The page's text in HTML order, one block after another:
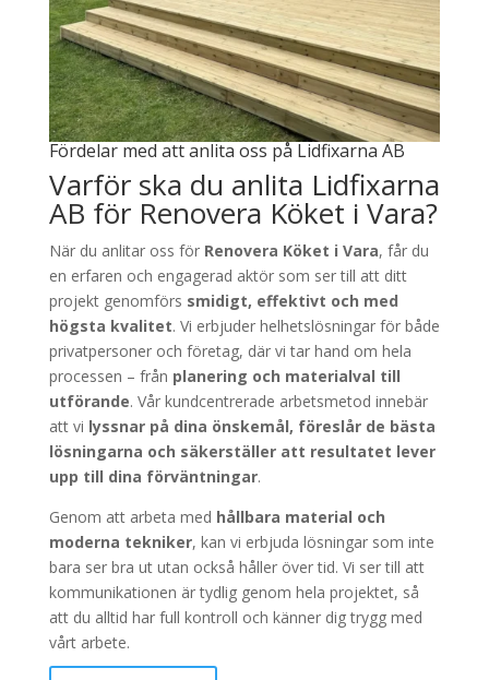
Fördelar med att anlita oss på Lidfixarna AB
Varför ska du anlita Lidfixarna
AB för Renovera Köket i Vara?
När du anlitar oss för Renovera Köket i Vara, får du
en erfaren och engagerad aktör som ser till att ditt
projekt genomförs smidigt, effektivt och med
högsta kvalitet. Vi erbjuder helhetslösningar för både
privatpersoner och företag, där vi tar hand om hela
processen – från planering och materialval till
utförande. Vår kundcentrerade arbetsmetod innebär
att vi lyssnar på dina önskemål, föreslår de bästa
lösningarna och säkerställer att resultatet lever
upp till dina förväntningar.
Genom att arbeta med hållbara material och
moderna tekniker, kan vi erbjuda lösningar som inte
bara ser bra ut utan också håller över tid. Vi ser till att
kommunikationen är tydlig genom hela projektet, så
att du alltid har full kontroll och känner dig trygg med
vårt arbete.